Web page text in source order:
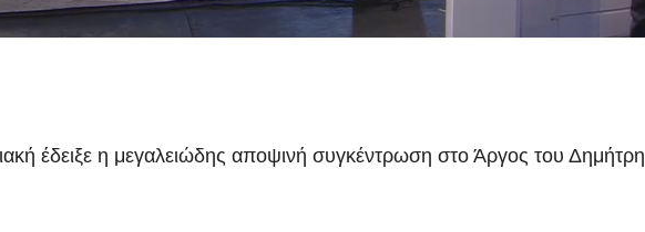
έδειξε η μεγαλειώδης αποψινή συγκέντρωση στο Άργος του Δημήτρη